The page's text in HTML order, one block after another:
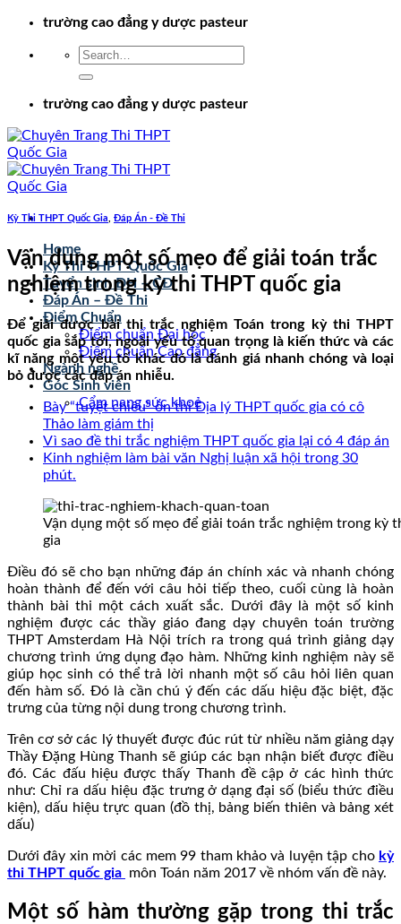
Chuyểntrường cao đẳng y dược pasteur
trường cao đẳng y dược pasteur
Home
Kỳ Thi THPT Quốc Gia
Tuyển sinh ĐH – CĐ
Đáp Án – Đề Thi
Điểm Chuẩn
Điểm chuẩn Đại học
Điểm chuẩn Cao đẳng
Ngành nghề
Góc Sinh viên
Cẩm nang sức khoẻ
Kỳ Thi THPT Quốc Gia Đáp Án - Đề Thi
Vận dụng một số mẹo để giải toán trắc
nghiệm trong kỳ thi THPT quốc gia
Để giải được bài thi trắc nghiệm Toán trong kỳ thi THPT
quốc gia sắp tới, ngoài yếu tố quan trọng là kiến thức và các
kĩ năng một yếu tố khác đó là đánh giá nhanh chóng và loại
bỏ được các đáp án nhiễu.
Bày “tuyệt chiêu” ôn thi Địa lý THPT quốc gia có cô
Thảo làm giám thị
Vì sao đề thi trắc nghiệm THPT quốc gia lại có 4 đáp án
Kinh nghiệm làm bài văn Nghị luận xã hội trong 30
phút.
Vận dụng một số mẹo để giải toán trắc nghiệm trong kỳ
gia
Điều đó sẽ cho bạn những đáp án chính xác và nhanh chóng
hoàn thành để đến với câu hỏi tiếp theo, cuối cùng là hoàn
thành bài thi một cách xuất sắc. Dưới đây là một số kinh
nghiệm được các thầy giáo đang dạy chuyên toán trường
THPT Amsterdam Hà Nội trích ra trong quá trình giảng dạy
chương trình ứng dụng đạo hàm. Những kinh nghiệm này sẽ
giúp học sinh có thể trả lời nhanh một số câu hỏi liên quan
đến hàm số. Đó là cần chú ý đến các dấu hiệu đặc biệt, đặc
trưng của từng nội dung trong chương trình.
Trên cơ sở các lý thuyết được đúc rút từ nhiều năm giảng dạy
Thầy Đặng Hùng Thanh sẽ giúp các bạn nhận biết được điều
đó. Các đấu hiệu được thấy Thanh đề cập ở các hình thức
như: Chỉ ra dấu hiệu đặc trưng ở dạng đại số (biểu thức điều
kiện), dấu hiệu trực quan (đồ thị, bảng biến thiên và bảng xét
dấu)
Dưới đây xin mời các mem 99 tham khảo và luyện tập cho kỳ
thi THPT quốc gia môn Toán năm 2017 về nhóm vấn đề này.
Một số hàm thường gặp trong thi trắc